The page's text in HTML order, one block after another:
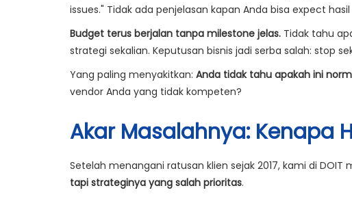
issues." Tidak ada penjelasan kapan Anda bisa expect
Budget terus berjalan tanpa milestone jelas. Tidak tahu
strategi sekalian. Keputusan bisnis jadi serba salah: stop
Yang paling menyakitkan: Anda tidak tahu apakah ini
vendor Anda yang tidak kompeten?
Akar Masalahnya: Kenapa
Setelah menangani ratusan klien sejak 2017, kami di
tapi strateginya yang salah prioritas.